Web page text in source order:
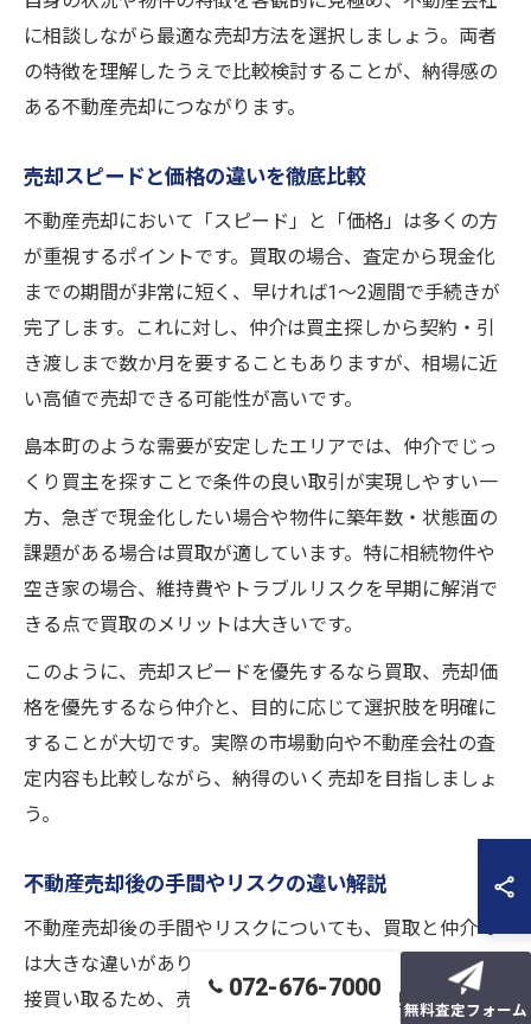
に相談しながら最適な売却方法を選択しましょう。両者
の特徴を理解したうえで比較検討することが、納得感の
ある不動産売却につながります。
売却スピードと価格の違いを徹底比較
不動産売却において「スピード」と「価格」は多くの方
が重視するポイントです。買取の場合、査定から現金化
までの期間が非常に短く、早ければ1～2週間で手続きが
完了します。これに対し、仲介は買主探しから契約・引
き渡しまで数か月を要することもありますが、相場に近
い高値で売却できる可能性が高いです。
島本町のような需要が安定したエリアでは、仲介でじっ
くり買主を探すことで条件の良い取引が実現しやすい一
方、急ぎで現金化したい場合や物件に築年数・状態面の
課題がある場合は買取が適しています。特に相続物件や
空き家の場合、維持費やトラブルリスクを早期に解消で
きる点で買取のメリットは大きいです。
このように、売却スピードを優先するなら買取、売却価
格を優先するなら仲介と、目的に応じて選択肢を明確に
することが大切です。実際の市場動向や不動産会社の査
定内容も比較しながら、納得のいく売却を目指しましょ
う。
不動産売却後の手間やリスクの違い解説
不動産売却後の手間やリスクについても、買取と仲介で
は大きな違いがあります。買取の場合、不動産会社が直
接買い取るため、売却後のトラブルや瑕疵担保責任が軽
072-676-7000
無料査定フォーム